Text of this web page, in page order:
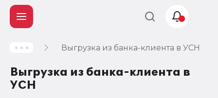
Выгрузка из банка-клиента в УСН
Выгрузка из банка-клиента в
УСН
Учет и
Автоматизация